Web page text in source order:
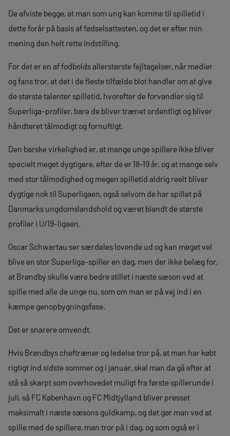
De afviste begge, at man som ung kan komme til spilletid i
dette forår på basis af fødselsattesten, og det er efter min
mening den helt rette indstilling.
For det er en af fodbolds allerstørste fejltagelser, når medier
og fans tror, at det i de fleste tilfælde blot handler om at give
de største talenter spilletid, hvorefter de forvandler sig til
Superliga-profiler, bare de bliver trænet ordentligt og bliver
håndteret tålmodigt og fornuftigt.
Den barske virkelighed er, at mange unge spillere ikke bliver
specielt meget dygtigere, efter de er 18-19 år, og at mange selv
med stor tålmodighed og megen spilletid aldrig reelt bliver
dygtige nok til Superligaen, også selvom de har spillet på
Danmarks ungdomslandshold og været blandt de største
profiler i U/19-ligaen.
Oscar Schwartau ser særdeles lovende ud og kan meget vel
blive en stor Superliga-spiller en dag, men der ikke belæg for,
at Brøndby skulle være bedre stillet i næste sæson ved at
spille med alle de unge nu, som om man er på vej ind i en
kæmpe genopbygningsfase.
Det er snarere omvendt.
Hvis Brøndbys cheftræner og ledelse tror på, at man har købt
rigtigt ind sidste sommer og i januar, skal man da gå efter at
stå så skarpt som overhovedet muligt fra første spillerunde i
juli, så FC København og FC Midtjylland bliver presset
maksimalt i næste sæsons guldkamp, og det gør man ved at
spille med de spillere, man tror på i dag, og som også er i